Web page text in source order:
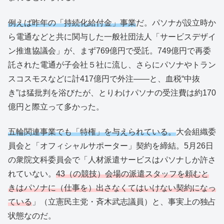
例えば昨年の「持続化給付金」事業だ。パソナが設立時か
ら電通などと共に関与した一般社団法人「サービスデザイ
ン推進協議会」が、まず769億円で受託。749億円で再委
託された電通が子会社５社に流し、さらにパソナやトラン
スコスモスなどに計417億円で外注――と、血税“中抜
き”は猛批判を浴びたが、とりわけパソナの受注費は約170
億円と際立って多かった。
五輪関連事業でも「特権」を与えられている。大会組織委
員会と「オフィシャルサポーター」契約を締結。5月26日
の衆院文科委員会で「人材派遣サービスはパソナしか許さ
れていない。 43（の競技）会場の派遣スタッフを頼むと
きはパソナに（仕事を）出さなくてはいけない契約になっ
ている 」（立憲民主党・斉木武志議員）と、事実上の独占
状態なのだ。